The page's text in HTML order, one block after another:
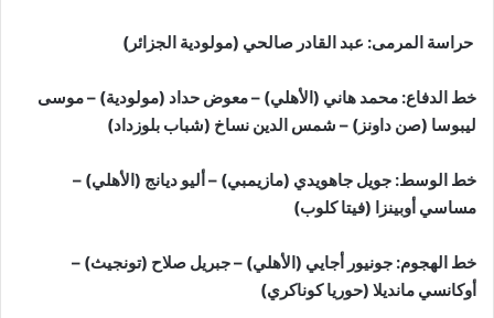
حراسة المرمى: عبد القادر صالحي (مولودية الجزائر)
خط الدفاع: محمد هاني (الأهلي) – معوض حداد (مولودية) – موسى
ليبوسا (صن داونز) – شمس الدين نساخ (شباب بلوزداد)
خط الوسط: جويل جاهويدي (مازيمبي) – أليو ديانج (الأهلي) –
مساسي أوبينزا (فيتا كلوب)
خط الهجوم: جونيور أجايي (الأهلي) – جبريل صلاح (تونجيث) –
أوكانسي مانديلا (حوريا كوناكري)